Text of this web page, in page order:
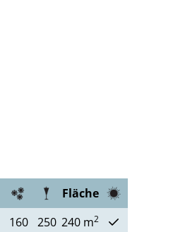
Fläche
160 250 240 m2